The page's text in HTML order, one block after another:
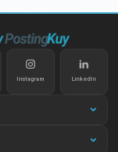
Instagram LinkedIn